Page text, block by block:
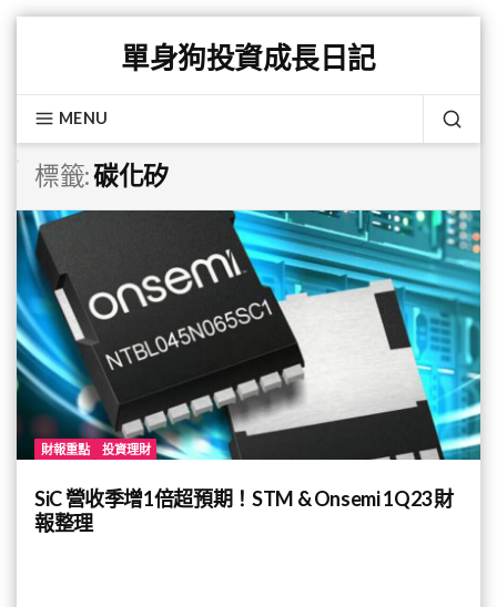
content
單身狗投資成長日記
MENU
標籤:碳化矽
財報重點 投資理財
SiC 營收季增1倍超預期！STM & Onsemi 1Q23 財
報整理